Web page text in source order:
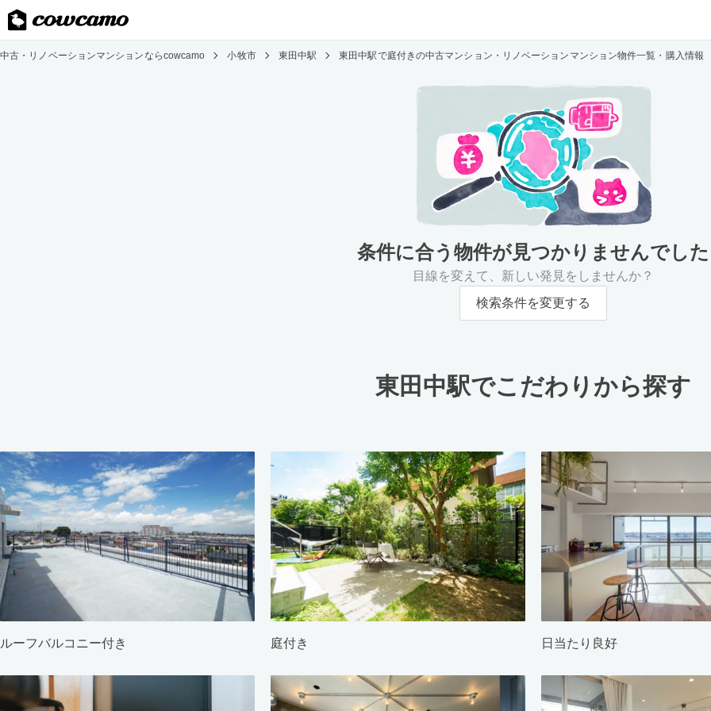
中古・リノベーションマンションならcowcamo 小牧市 東田中駅 東田中駅で庭付きの中古マンション・リノベーションマンション物件一覧・購入情報
条件に合う物件が見つかりませんでした
目線を変えて、新しい発見をしませんか？
検索条件を変更する
東田中駅でこだわりから探す
ルーフバルコニー付き 庭付き 日当たり良好